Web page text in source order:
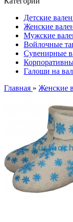
Детские
Женские
Мужские
Войлочные
Сувенирные
Галоши на
Главная » Женские